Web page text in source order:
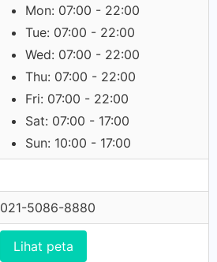
Mon: 07:00 - 22:00
Tue: 07:00 - 22:00
Wed: 07:00 - 22:00
Thu: 07:00 - 22:00
Fri: 07:00 - 22:00
Sat: 07:00 - 17:00
Sun: 10:00 - 17:00
021-5086-8880
Lihat peta